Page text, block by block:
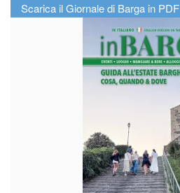
Scarica il Giornale di Barga in PDF